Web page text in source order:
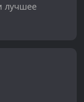
лучшее